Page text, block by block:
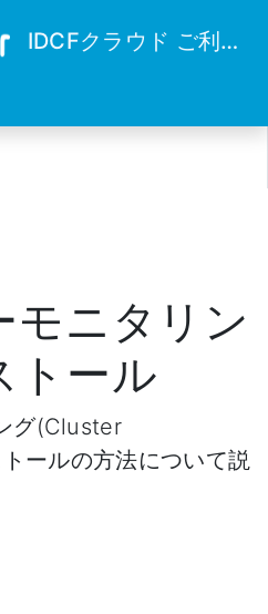
IDCFクラウド ご利用ガイド
モニタリン
トール
グ(Cluster
ールの方法について説